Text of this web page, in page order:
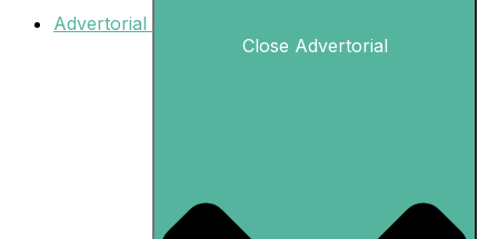
Advertorial
Close Advertorial